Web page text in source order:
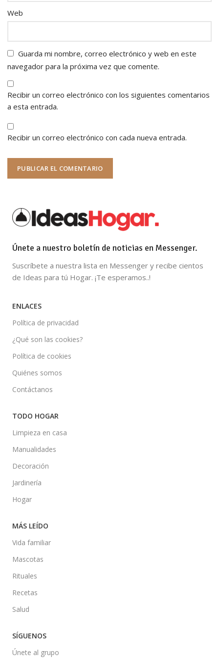
Web
Guarda mi nombre, correo electrónico y web en este
navegador para la próxima vez que comente.
Recibir un correo electrónico con los siguientes comentarios
a esta entrada.
Recibir un correo electrónico con cada nueva entrada.
Únete a nuestro boletín de noticias en Messenger.
Suscríbete a nuestra lista en Messenger y recibe cientos
de Ideas para tú Hogar. ¡Te esperamos..!
ENLACES
Política de privacidad
¿Qué son las cookies?
Política de cookies
Quiénes somos
Contáctanos
TODO HOGAR
Limpieza en casa
Manualidades
Decoración
Jardinería
Hogar
MÁS LEÍDO
Vida familiar
Mascotas
Rituales
Recetas
Salud
SÍGUENOS
Únete al grupo